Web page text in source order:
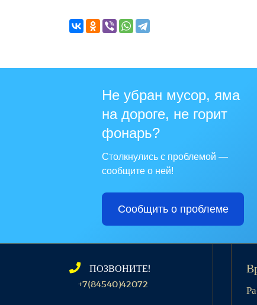
Не убран мусор, яма
на дороге, не горит
фонарь?
Столкнулись с проблемой —
сообщите о ней!
Сообщить о проблеме
ПОЗВОНИТЕ!
+7(84540)42072